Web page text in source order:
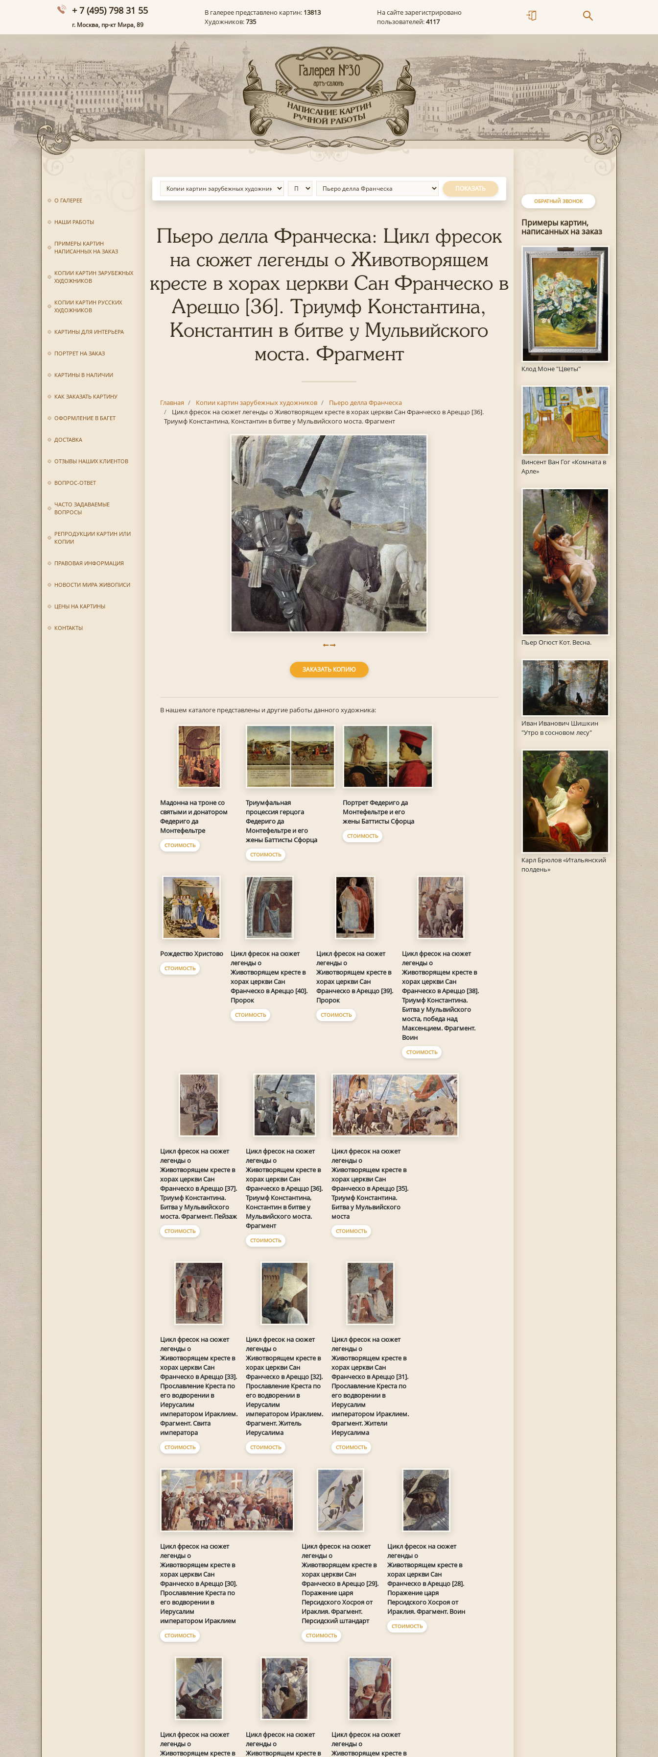
+ 7 (495) 798 31 55
г. Москва, пр-кт Мира, 89
В галерее представлено картин: 13813
Художников:735
На сайте зарегистрировано
пользователей:4117
О ГАЛЕРЕЕ
НАШИ РАБОТЫ
ПРИМЕРЫ КАРТИН
НАПИСАННЫХ НА ЗАКАЗ
КОПИИ КАРТИН ЗАРУБЕЖНЫХ
ХУДОЖНИКОВ
КОПИИ КАРТИН РУССКИХ
ХУДОЖНИКОВ
КАРТИНЫ ДЛЯ ИНТЕРЬЕРА
ПОРТРЕТ НА ЗАКАЗ
КАРТИНЫ В НАЛИЧИИ
КАК ЗАКАЗАТЬ КАРТИНУ
ОФОРМЛЕНИЕ В БАГЕТ
ДОСТАВКА
ОТЗЫВЫ НАШИХ КЛИЕНТОВ
ВОПРОС-ОТВЕТ
ЧАСТО ЗАДАВАЕМЫЕ
ВОПРОСЫ
РЕПРОДУКЦИИ КАРТИН ИЛИ
КОПИИ
ПРАВОВАЯ ИНФОРМАЦИЯ
НОВОСТИ МИРА ЖИВОПИСИ
ЦЕНЫ НА КАРТИНЫ
КОНТАКТЫ
ОБРАТНЫЙ ЗВОНОК
Примеры картин,
написанных на заказ
Клод Моне "Цветы"
Винсент Ван Гог «Комната в
Арле»
Пьер Огюст Кот. Весна.
Иван Иванович Шишкин
"Утро в сосновом лесу"
Карл Брюлов «Итальянский
полдень»
ПОКАЗАТЬ
Пьеро делла Франческа: Цикл фресок
на сюжет легенды о Животворящем
кресте в хорах церкви Сан Франческо в
Ареццо [36]. Триумф Константина,
Константин в битве у Мульвийского
моста. Фрагмент
Главная Копии картин зарубежных художников
Пьеро делла Франческа
Цикл фресок на сюжет легенды о Животворящем кресте в хорах церкви Сан Франческо в Ареццо [36].
Триумф Константина, Константин в битве у Мульвийского моста. Фрагмент
ЗАКАЗАТЬ КОПИЮ
В нашем каталоге представлены и другие работы данного художника:
Мадонна на троне со
святыми и донатором
Федериго да
Монтефельтре
СТОИМОСТЬ
Триумфальная
процессия герцога
Федериго да
Монтефельтре и его
жены Баттисты Сфорца
СТОИМОСТЬ
Портрет Федериго да
Монтефельтре и его
жены Баттисты Сфорца
СТОИМОСТЬ
Рождество Христово
СТОИМОСТЬ
Цикл фресок на сюжет
легенды о
Животворящем кресте в
хорах церкви Сан
Франческо в Ареццо [40].
Пророк
СТОИМОСТЬ
Цикл фресок на сюжет
легенды о
Животворящем кресте в
хорах церкви Сан
Франческо в Ареццо [39].
Пророк
СТОИМОСТЬ
Цикл фресок на сюжет
легенды о
Животворящем кресте в
хорах церкви Сан
Франческо в Ареццо [38].
Триумф Константина.
Битва у Мульвийского
моста, победа над
Максенцием. Фрагмент.
Воин
СТОИМОСТЬ
Цикл фресок на сюжет
легенды о
Животворящем кресте в
хорах церкви Сан
Франческо в Ареццо [37].
Триумф Константина.
Битва у Мульвийского
моста. Фрагмент. Пейзаж
СТОИМОСТЬ
Цикл фресок на сюжет
легенды о
Животворящем кресте в
хорах церкви Сан
Франческо в Ареццо [36].
Триумф Константина,
Константин в битве у
Мульвийского моста.
Фрагмент
СТОИМОСТЬ
Цикл фресок на сюжет
легенды о
Животворящем кресте в
хорах церкви Сан
Франческо в Ареццо [35].
Триумф Константина.
Битва у Мульвийского
моста
СТОИМОСТЬ
Цикл фресок на сюжет
легенды о
Животворящем кресте в
хорах церкви Сан
Франческо в Ареццо [33].
Прославление Креста по
его водворении в
Иерусалим
императором Ираклием.
Фрагмент. Свита
императора
СТОИМОСТЬ
Цикл фресок на сюжет
легенды о
Животворящем кресте в
хорах церкви Сан
Франческо в Ареццо [32].
Прославление Креста по
его водворении в
Иерусалим
императором Ираклием.
Фрагмент. Житель
Иерусалима
СТОИМОСТЬ
Цикл фресок на сюжет
легенды о
Животворящем кресте в
хорах церкви Сан
Франческо в Ареццо [31].
Прославление Креста по
его водворении в
Иерусалим
императором Ираклием.
Фрагмент. Жители
Иерусалима
СТОИМОСТЬ
Цикл фресок на сюжет
легенды о
Животворящем кресте в
хорах церкви Сан
Франческо в Ареццо [30].
Прославление Креста по
его водворении в
Иерусалим
императором Ираклием
СТОИМОСТЬ
Цикл фресок на сюжет
легенды о
Животворящем кресте в
хорах церкви Сан
Франческо в Ареццо [29].
Поражение царя
Персидского Хосроя от
Ираклия. Фрагмент.
Персидский штандарт
СТОИМОСТЬ
Цикл фресок на сюжет
легенды о
Животворящем кресте в
хорах церкви Сан
Франческо в Ареццо [28].
Поражение царя
Персидского Хосроя от
Ираклия. Фрагмент. Воин
СТОИМОСТЬ
Цикл фресок на сюжет
легенды о
Животворящем кресте в
Цикл фресок на сюжет
легенды о
Животворящем кресте в
Цикл фресок на сюжет
легенды о
Животворящем кресте в